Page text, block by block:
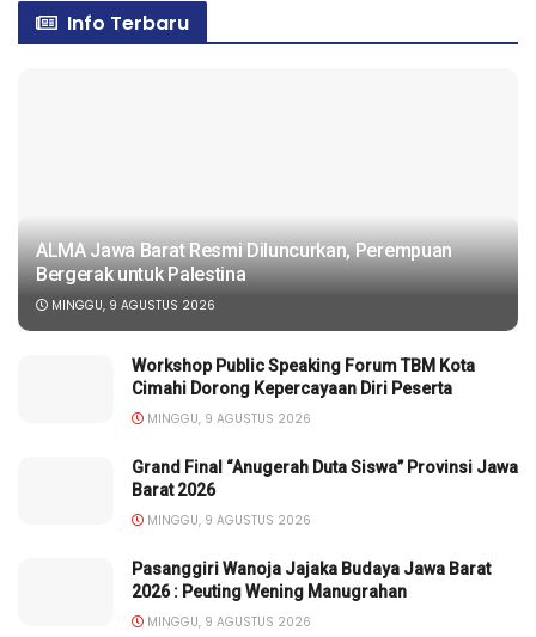
Info Terbaru
ALMA Jawa Barat Resmi Diluncurkan, Perempuan
Bergerak untuk Palestina
MINGGU, 9 AGUSTUS 2026
Workshop Public Speaking Forum TBM Kota
Cimahi Dorong Kepercayaan Diri Peserta
MINGGU, 9 AGUSTUS 2026
Grand Final “Anugerah Duta Siswa” Provinsi Jawa
Barat 2026
MINGGU, 9 AGUSTUS 2026
Pasanggiri Wanoja Jajaka Budaya Jawa Barat
2026 : Peuting Wening Manugrahan
MINGGU, 9 AGUSTUS 2026